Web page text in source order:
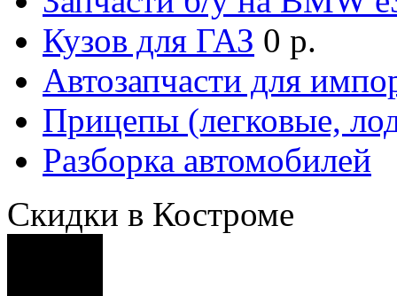
Кузов для ГАЗ 0 р.
Автозапчасти для
Прицепы (легковые,
Разборка автомобилей
Скидки в Костроме